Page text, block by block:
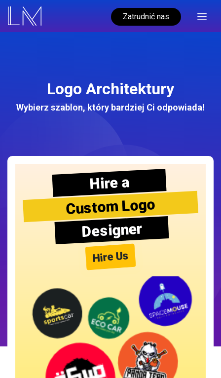
Zatrudnić nas
Logo Architektury
Wybierz szablon, który bardziej Ci odpowiada!
Hire a
Custom Logo
Designer
Hire Us